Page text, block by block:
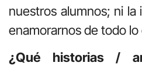
nuestros alumnos; ni
enamorarnos de todo
¿Qué historias /